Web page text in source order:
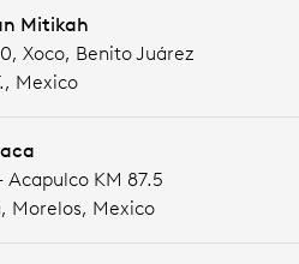
Mitikah
Xoco, Benito Juárez
Mexico
KM 87.5
Morelos, Mexico